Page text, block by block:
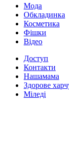
Мода
Обкладинка
Косметика
Фішки
Відео
Доступ
Контакти
Нашамама
Здорове
Міледі